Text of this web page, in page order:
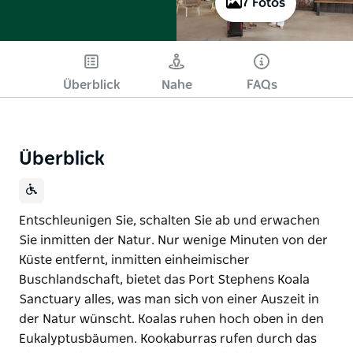
7 Fotos
Überblick Nahe FAQs
Überblick
Entschleunigen Sie, schalten Sie ab und erwachen
Sie inmitten der Natur. Nur wenige Minuten von der
Küste entfernt, inmitten einheimischer
Buschlandschaft, bietet das Port Stephens Koala
Sanctuary alles, was man sich von einer Auszeit in
der Natur wünscht. Koalas ruhen hoch oben in den
Eukalyptusbäumen. Kookaburras rufen durch das